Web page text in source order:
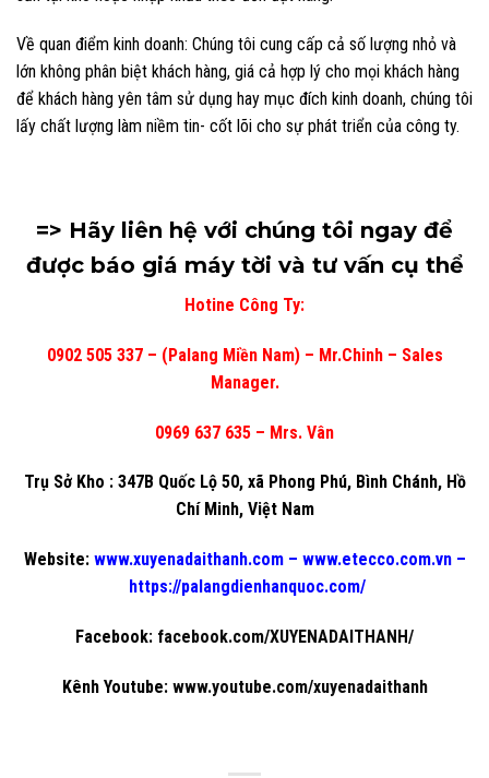
Về quan điểm kinh doanh: Chúng tôi cung cấp cả số lượng nhỏ và
lớn không phân biệt khách hàng, giá cả hợp lý cho mọi khách hàng
để khách hàng yên tâm sử dụng hay mục đích kinh doanh, chúng tôi
lấy chất lượng làm niềm tin- cốt lõi cho sự phát triển của công ty.
=> Hãy liên hệ với chúng tôi ngay để
được báo giá máy tời và tư vấn cụ thể
Hotine Công Ty:
0902 505 337 – (Palang Miền Nam) – Mr.Chinh – Sales
Manager.
0969 637 635 – Mrs. Vân
Trụ Sở Kho : 347B Quốc Lộ 50, xã Phong Phú, Bình Chánh, Hồ
Chí Minh, Việt Nam
Website: www.xuyenadaithanh.com– www.etecco.com.vn–
https://palangdienhanquoc.com/
Facebook: facebook.com/XUYENADAITHANH/
Kênh Youtube: www.youtube.com/xuyenadaithanh